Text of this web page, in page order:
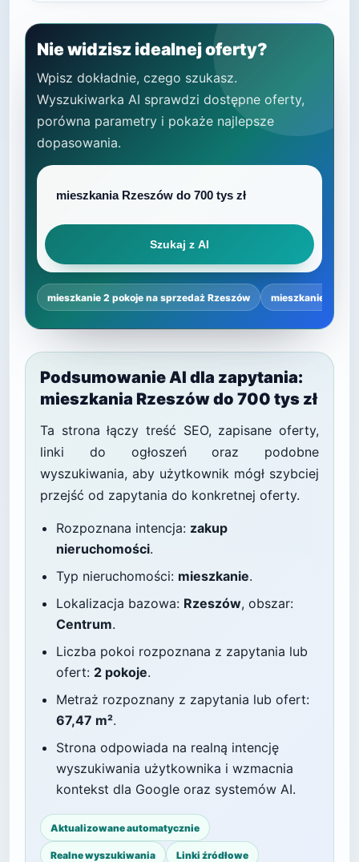
Nie widzisz idealnej oferty?
Wpisz dokładnie, czego szukasz.
Wyszukiwarka AI sprawdzi dostępne oferty,
porówna parametry i pokaże najlepsze
dopasowania.
Szukaj z AI
mieszkanie 2 pokoje na sprzedaż Rzeszów mieszkanie 2
Podsumowanie AI dla zapytania:
mieszkania Rzeszów do 700 tys zł
Ta strona łączy treść SEO, zapisane oferty,
linki do ogłoszeń oraz podobne
wyszukiwania, aby użytkownik mógł szybciej
przejść od zapytania do konkretnej oferty.
Rozpoznana intencja: zakup
nieruchomości.
Typ nieruchomości: mieszkanie.
Lokalizacja bazowa: Rzeszów, obszar:
Centrum.
Liczba pokoi rozpoznana z zapytania lub
ofert: 2 pokoje.
Metraż rozpoznany z zapytania lub ofert:
67,47 m².
Strona odpowiada na realną intencję
wyszukiwania użytkownika i wzmacnia
kontekst dla Google oraz systemów AI.
Aktualizowane automatycznie
Realne wyszukiwania Linki źródłowe